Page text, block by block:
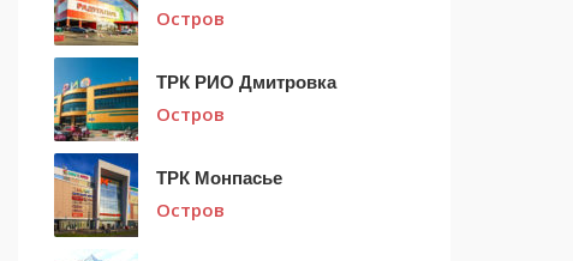
Остров
ТРК РИО Дмитровка
Остров
ТРК Монпасье
Остров